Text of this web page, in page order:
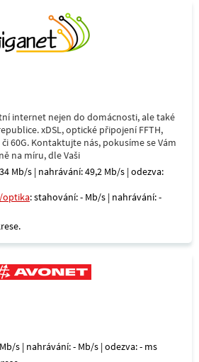
internet nejen do domácnosti, ale také
xDSL, optické připojení FFTH,
60G. Kontaktujte nás, pokusíme se Vám
na míru, dle Vaši
Mb/s | nahrávání: 49,2 Mb/s | odezva:
optika: stahování: - Mb/s | nahrávání: -
s | nahrávání: - Mb/s | odezva: - ms